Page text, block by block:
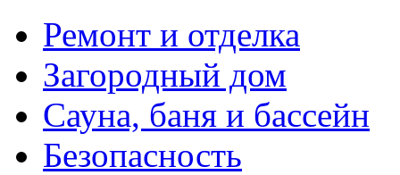
Ремонт и отделка
Загородный дом
Сауна, баня и бассейн
Безопасность